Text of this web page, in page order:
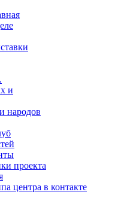
и
народов
проекта
центра в контакте